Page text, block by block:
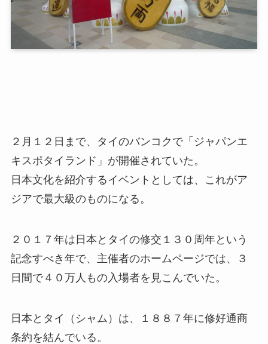
２月１２日まで、タイのバンコクで「ジャパンエ
キスポタイランド」が開催されていた。
日本文化を紹介するイベントとしては、これがア
ジアで最大級のものになる。
２０１７年は日本とタイの修交１３０周年という
記念すべき年で、主催者のホームページでは、３
日間で４０万人もの入場者を見こんでいた。
日本とタイ（シャム）は、１８８７年に修好通商
条約を結んでいる。